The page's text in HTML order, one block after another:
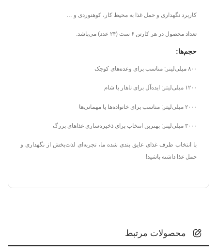
کاربرد نگهداری و حمل غذا به محیط کار، کوهنوردی و …
تعداد محصول در هر کارتن ۶ ست (۲۴ عدد) می‌باشد.
حجم‌ها:
۸۰۰ میلی‌لیتر: مناسب برای وعده‌های کوچک
۱۲۰۰ میلی‌لیتر: ایده‌آل برای ناهار یا شام
۲۰۰۰ میلی‌لیتر: مناسب برای خانواده‌ها یا مهمانی‌ها
۳۰۰۰ میلی‌لیتر: بهترین انتخاب برای ذخیره‌سازی غذاهای بزرگ
با انتخاب ظرف غذای عایق بندی شده ما، تجربه‌ای لذت‌بخش از نگهداری و
حمل غذا داشته باشید!
محصولات مرتبط